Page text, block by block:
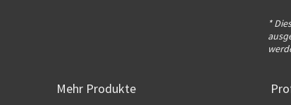
*
Mehr Produkte